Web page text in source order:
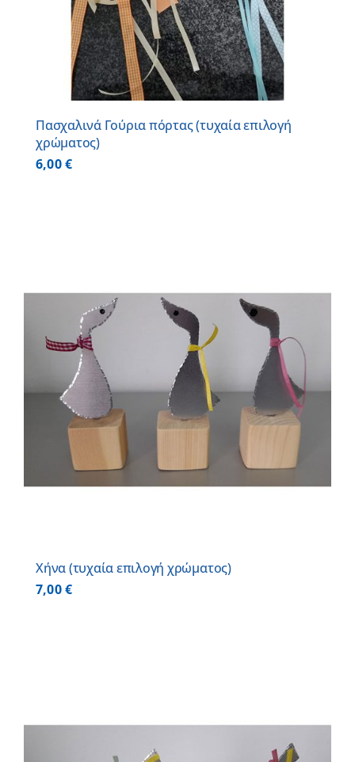
Πασχαλινά Γούρια πόρτας (τυχαία επιλογή
χρώματος)
6,00€
Χήνα (τυχαία επιλογή χρώματος)
7,00€